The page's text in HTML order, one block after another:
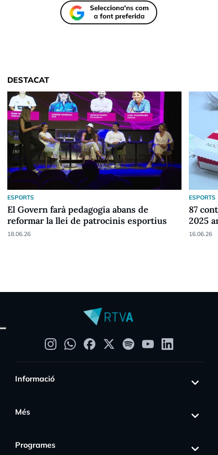
DESTACAT
ESPORTS
El Govern farà pedagogia abans de
reformar la llei de patrocinis esportius
18.06.26
ESPORTS
87
2025
16.06.26
Informació
Més
Programes